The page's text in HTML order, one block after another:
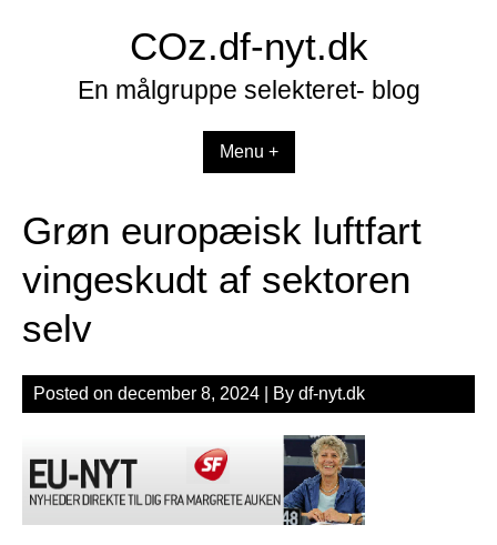
COz.df-nyt.dk
En målgruppe selekteret- blog
Menu +
Grøn europæisk luftfart
vingeskudt af sektoren
selv
Posted on december 8, 2024 | By df-nyt.dk